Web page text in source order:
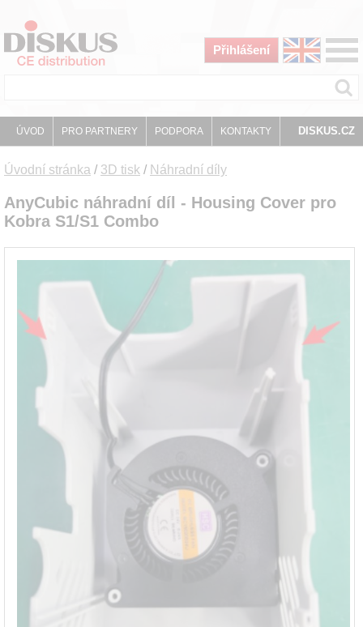
Přihlášení
ÚVOD PRO PARTNERY PODPORA KONTAKTY DISKUS.CZ
Úvodní stránka / 3D tisk / Náhradní díly
AnyCubic náhradní díl - Housing Cover pro
Kobra S1/S1 Combo